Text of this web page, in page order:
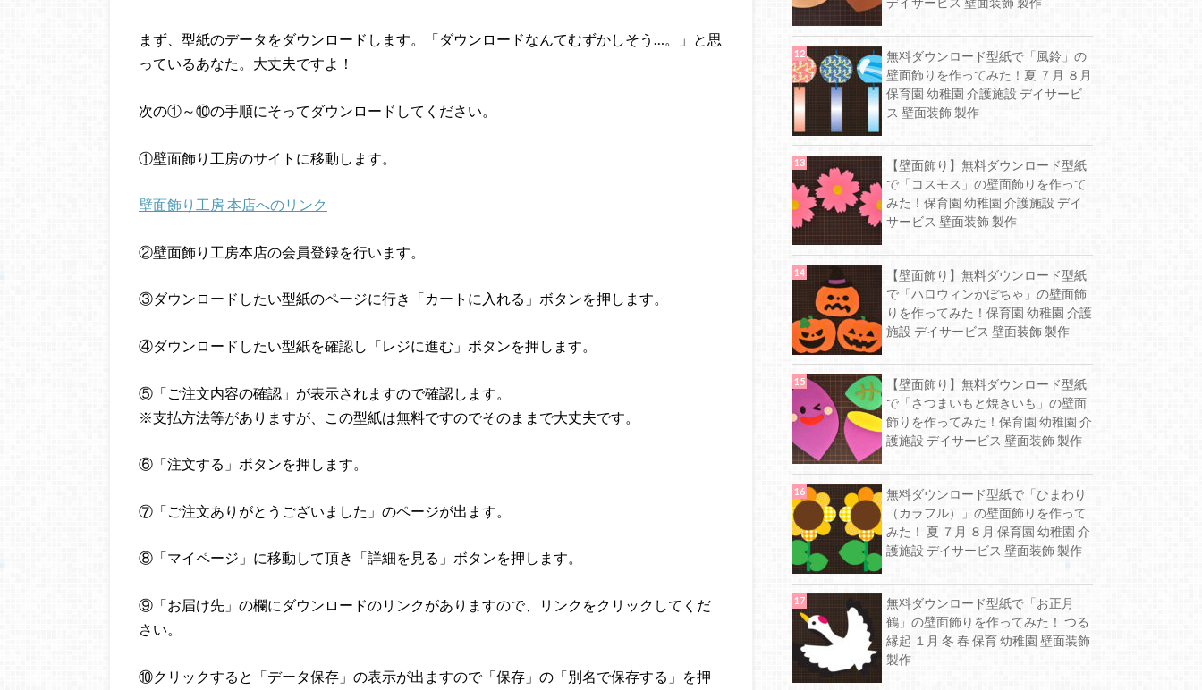
まず、型紙のデータをダウンロードします。「ダウンロードなんてむずかしそう…。」と思
っているあなた。大丈夫ですよ！
次の①～⑩の手順にそってダウンロードしてください。
①壁面飾り工房のサイトに移動します。
壁面飾り工房 本店へのリンク
②壁面飾り工房本店の会員登録を行います。
③ダウンロードしたい型紙のページに行き「カートに入れる」ボタンを押します。
④ダウンロードしたい型紙を確認し「レジに進む」ボタンを押します。
⑤「ご注文内容の確認」が表示されますので確認します。
※支払方法等がありますが、この型紙は無料ですのでそのままで大丈夫です。
⑥「注文する」ボタンを押します。
⑦「ご注文ありがとうございました」のページが出ます。
⑧「マイページ」に移動して頂き「詳細を見る」ボタンを押します。
⑨「お届け先」の欄にダウンロードのリンクがありますので、リンクをクリックしてくだ
さい。
⑩クリックすると「データ保存」の表示が出ますので「保存」の「別名で保存する」を押
無料ダウンロード型紙で「風鈴」の
壁面飾りを作ってみた！夏 ７月 ８月
保育園 幼稚園 介護施設 デイサービ
ス 壁面装飾 製作
【壁面飾り】無料ダウンロード型紙
で「コスモス」の壁面飾りを作って
みた！保育園 幼稚園 介護施設 デイ
サービス 壁面装飾 製作
【壁面飾り】無料ダウンロード型紙
で「ハロウィンかぼちゃ」の壁面飾
りを作ってみた！保育園 幼稚園 介護
施設 デイサービス 壁面装飾 製作
【壁面飾り】無料ダウンロード型紙
で「さつまいもと焼きいも」の壁面
飾りを作ってみた！保育園 幼稚園 介
護施設 デイサービス 壁面装飾 製作
無料ダウンロード型紙で「ひまわり
（カラフル）」の壁面飾りを作って
みた！ 夏 ７月 ８月 保育園 幼稚園 介
護施設 デイサービス 壁面装飾 製作
無料ダウンロード型紙で「お正月
鶴」の壁面飾りを作ってみた！ つる
縁起 １月 冬 春 保育 幼稚園 壁面装飾
製作